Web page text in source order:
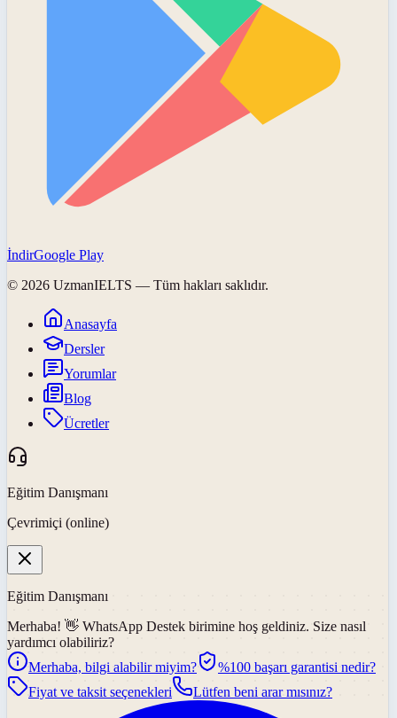
İndirGoogle Play
© 2026 UzmanIELTS — Tüm hakları saklıdır.
Anasayfa
Dersler
Yorumlar
Blog
Ücretler
Eğitim Danışmanı
Çevrimiçi (online)
Eğitim Danışmanı
Merhaba! 👋 WhatsApp Destek birimine hoş geldiniz. Size nasıl
yardımcı olabiliriz?
Merhaba, bilgi alabilir miyim?
%100 başarı garantisi nedir?
Fiyat ve taksit seçenekleri
Lütfen beni arar mısınız?